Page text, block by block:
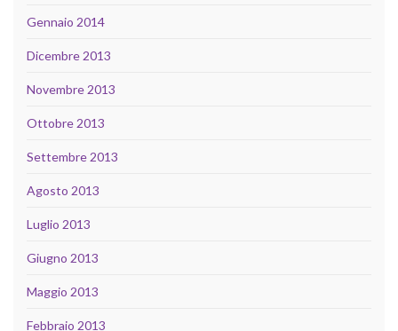
Gennaio 2014
Dicembre 2013
Novembre 2013
Ottobre 2013
Settembre 2013
Agosto 2013
Luglio 2013
Giugno 2013
Maggio 2013
Febbraio 2013